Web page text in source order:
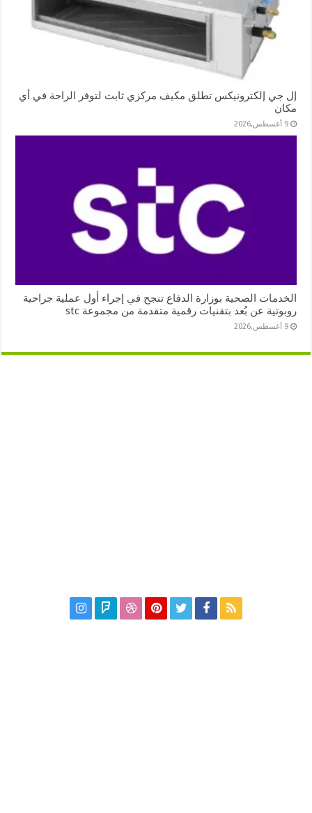
إل جي إلكترونيكس تطلق مكيف مركزي ثابت لتوفر الراحة في أي
مكان
9 أغسطس,2026
الخدمات الصحية بوزارة الدفاع تنجح في إجراء أول عملية جراحية
روبوتية عن بُعد بتقنيات رقمية متقدمة من مجموعة stc
9 أغسطس,2026